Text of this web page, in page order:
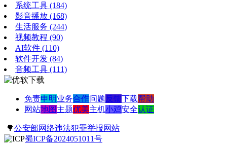
系统工具 (184)
影音播放 (168)
生活服务 (244)
视频教程 (90)
AI软件 (110)
软件开发 (84)
音频工具 (111)
免责申明业务合作问题反馈下载帮助
网站地图 主题优美主机小鸡安全认证
🌳公安部网络违法犯罪举报网站
蜀ICP备2024051011号